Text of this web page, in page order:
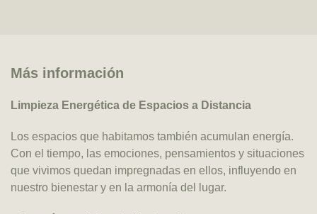
Más información
Limpieza Energética de Espacios a Distancia
Los espacios que habitamos también acumulan energía.
Con el tiempo, las emociones, pensamientos y situaciones
que vivimos quedan impregnadas en ellos, influyendo en
nuestro bienestar y en la armonía del lugar.